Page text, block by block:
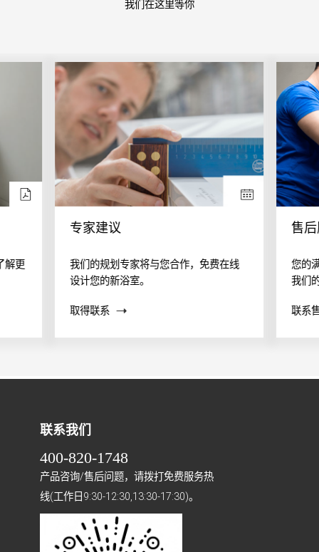
我们在这里等你
解更
专家建议
我们的规划专家将与您合作，免费在线
设计您的新浴室。
取得联系
售
您的
我们
帮助
联系
联系我们
400-820-1748
产品咨询/售后问题，请拨打免费服务热
线(工作日9:30-12:30,13:30-17:30)。